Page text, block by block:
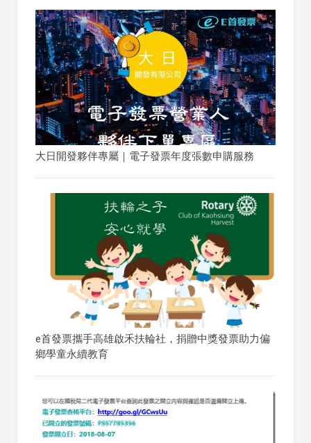
大日開發夥伴專屬｜電子發票年度張數申購服務
e首發票攜手高雄啟禾扶輪社，捐贈中獎發票助力偏
鄉學童永續教育